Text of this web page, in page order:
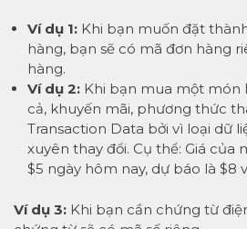
Ví dụ 1: Khi bạn muốn đặt
hàng, bạn sẽ có mã đơn hàng
hàng.
Ví dụ 2: Khi bạn mua một món
cả, khuyến mãi, phương thức
Transaction Data bởi vì loại dữ
xuyên thay đổi. Cụ thể: Giá của
$5 ngày hôm nay, dự báo là $8
Ví dụ 3: Khi bạn cần chứng từ